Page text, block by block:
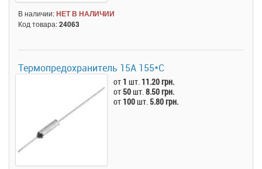
В наличии:НЕТ В НАЛИЧИИ
Код товара:24063
Термопредохранитель 15А 155*C
от 1 шт. 11.20 грн.
от 50шт.8.50 грн.
от 100шт. 5.80 грн.